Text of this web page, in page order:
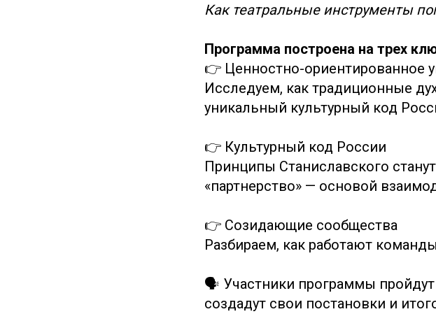
Как театральные инструменты
Программа построена на трех
👉 Ценностно-ориентированное
Исследуем, как традиционные
уникальный культурный код
👉 Культурный код России
Принципы Станиславского
«партнерство» — основой
👉 Созидающие сообщества
Разбираем, как работают
🗣 Участники программы пройдут
создадут свои постановки и